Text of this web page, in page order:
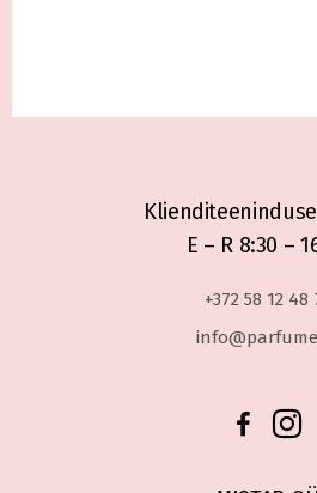
E – R 8:30 –
+372 58 12 48